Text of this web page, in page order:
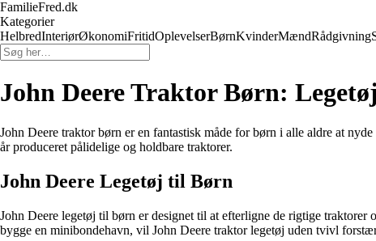
FamilieFred.dk
Kategorier
HelbredInteriørØkonomiFritidOplevelserBørnKvinderMændRådgivning
John Deere Traktor Børn:
John Deere traktor børn er en fantastisk måde for børn i alle aldre at
år produceret pålidelige og holdbare traktorer.
John Deere Legetøj til Børn
John Deere legetøj til børn er designet til at efterligne de rigtige
bygge en minibondehavn, vil John Deere traktor legetøj uden tvivl